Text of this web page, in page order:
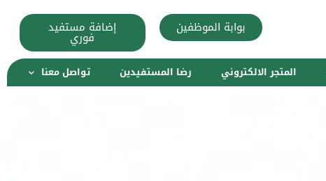
بوابة الموظفين إضافة مستفيد
فوري
المتجر الالكتروني رضا المستفيدين تواصل معنا